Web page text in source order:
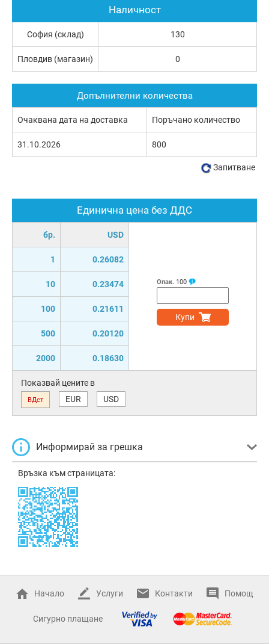
Единична цена без ДДС
бр. USD
1 0.26082
10 0.23474
100 0.21611
500 0.20120
2000 0.18630
Опак. 100
Купи
Показвай цените в
ВДст EUR USD
Информирай за грешка
Връзка към страницата:
Наличност
София (склад) 130
Пловдив (магазин) 0
Допълнителни количества
Очаквана дата на доставка Поръчано количество
31.10.2026 800
Запитване
Начало Услуги Контакти Помощ
Сигурно плащане